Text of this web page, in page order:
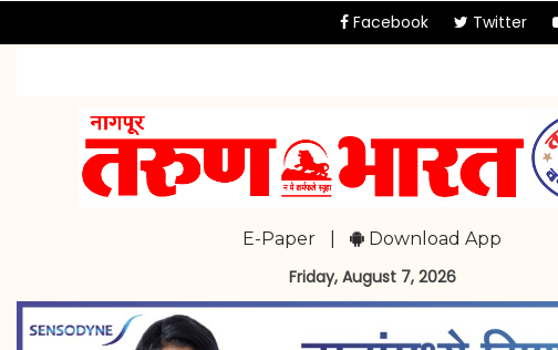
Facebook Twitter
E-Paper Download App
Friday, August 7, 2026